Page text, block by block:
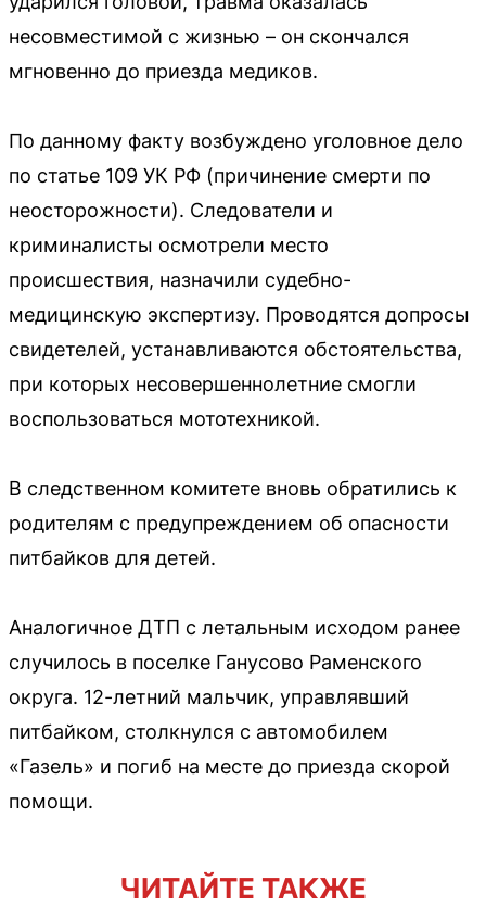
несовместимой с жизнью – он скончался
мгновенно до приезда медиков.
По данному факту возбуждено уголовное дело
по статье 109 УК РФ (причинение смерти по
неосторожности). Следователи и
криминалисты осмотрели место
происшествия, назначили судебно-
медицинскую экспертизу. Проводятся допросы
свидетелей, устанавливаются обстоятельства,
при которых несовершеннолетние смогли
воспользоваться мототехникой.
В следственном комитете вновь обратились к
родителям с предупреждением об опасности
питбайков для детей.
Аналогичное ДТП с летальным исходом ранее
случилось в поселке Ганусово Раменского
округа. 12-летний мальчик, управлявший
питбайком, столкнулся с автомобилем
«Газель» и погиб на месте до приезда скорой
помощи.
ЧИТАЙТЕ ТАКЖЕ